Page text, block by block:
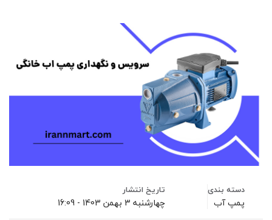
دسته بندی
پمپ آب
تاریخ انتشار
چهارشنبه 3 بهمن 1403 - 16:09